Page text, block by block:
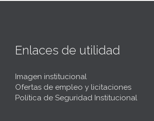
Enlaces de utilidad
Imagen institucional
Ofertas de empleo y licitaciones
Política de Seguridad Institucional